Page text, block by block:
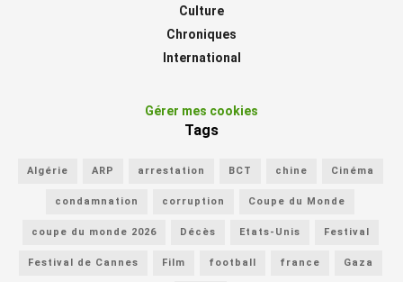
Culture
Chroniques
International
Gérer mes cookies
Tags
Algérie ARP arrestation BCT chine Cinéma
condamnation corruption Coupe du Monde
coupe du monde 2026 Décès Etats-Unis Festival
Festival de Cannes Film football france Gaza